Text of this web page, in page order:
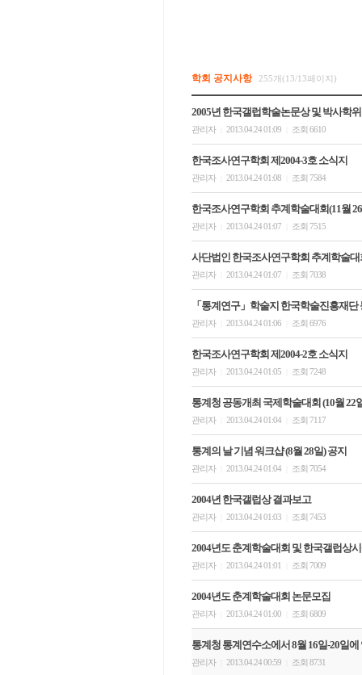
학회 공지사항 255개(13/13페이지)
2005년 한국갤럽학술논문상 및 박사학
관리자 2013.04.24 01:09 조회 6610
한국조사연구학회 제2004-3호 소식지
관리자 2013.04.24 01:08 조회 7584
한국조사연구학회 추계학술대회(11월
관리자 2013.04.24 01:07 조회 7515
사단법인 한국조사연구학회 추계학술대
관리자 2013.04.24 01:07 조회 7038
「통계연구」학술지 한국학술진흥재단
관리자 2013.04.24 01:06 조회 6976
한국조사연구학회 제2004-2호 소식지
관리자 2013.04.24 01:05 조회 7248
통계청 공동개최 국제학술대회 (10월 22
관리자 2013.04.24 01:04 조회 7117
통계의 날 기념 워크샵 (8월 28일) 공지
관리자 2013.04.24 01:04 조회 7054
2004년 한국갤럽상 결과보고
관리자 2013.04.24 01:03 조회 7453
2004년도 춘계학술대회 및 한국갤럽상
관리자 2013.04.24 01:01 조회 7009
2004년도 춘계학술대회 논문모집
관리자 2013.04.24 01:00 조회 6809
통계청 통계연수소에서 8월 16일-20일
관리자 2013.04.24 00:59 조회 8731